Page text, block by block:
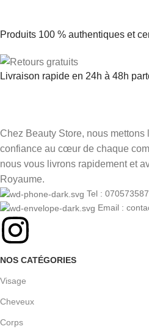
Produits 100 % authentiques et
Livraison rapide en 24h à 48h
Chez Beauty Store, nous mettons
confiance au cœur de chaque
nous vous livrons rapidement et
Royaume.
Tel :
Email :
NOS CATÉGORIES
Visage
Cheveux
Corps